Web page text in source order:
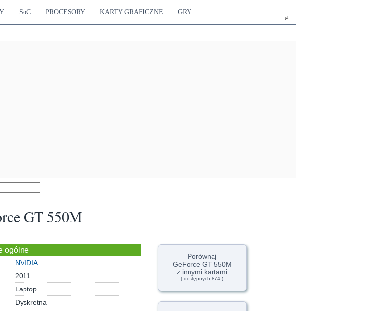
pl
SoC PROCESORY KARTY GRAFICZNE GRY
GT 550M
ogólne
NVIDIA
2011
Laptop
Dyskretna
Porównaj
GeForce GT 550M
z innymi kartami
( dostępnych 874 )